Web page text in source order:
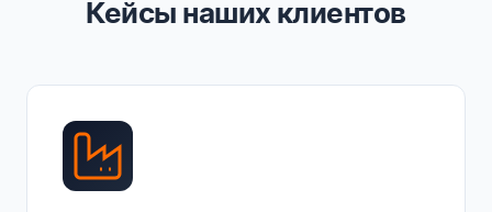
Кейсы наших клиентов